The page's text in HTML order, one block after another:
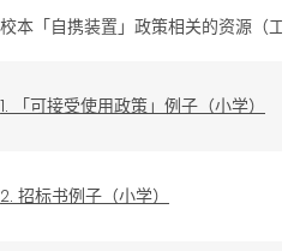
校本「自携装置」政策相关的资源（工
1. 「可接受使用政策」例子（小学）
2. 招标书例子（小学）